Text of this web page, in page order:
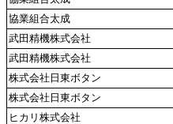
協業組合太成
武田精機株式会社
武田精機株式会社
株式会社日東ボタン
株式会社日東ボタン
ヒカリ株式会社